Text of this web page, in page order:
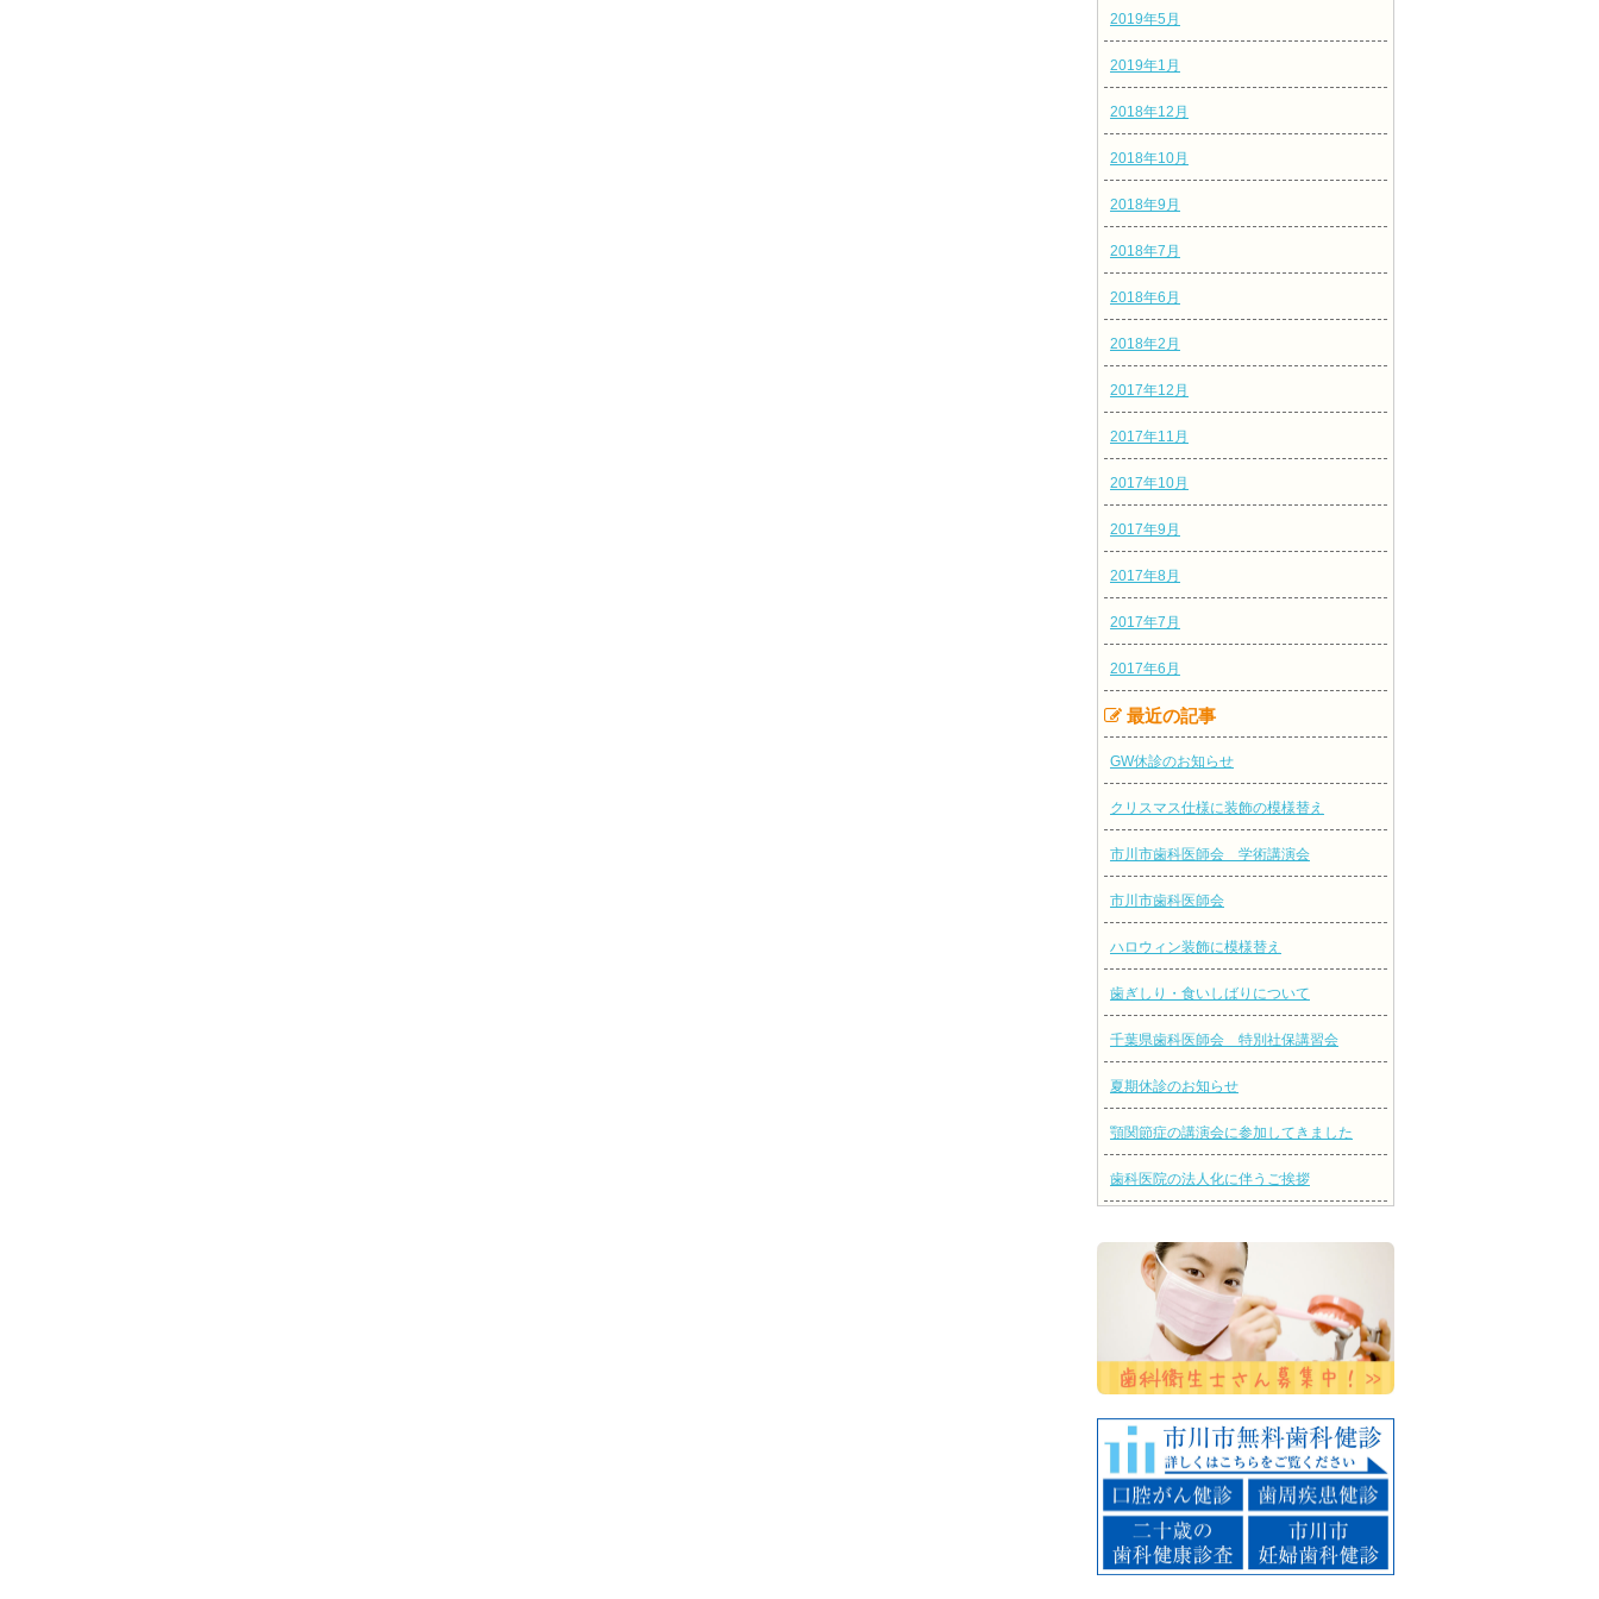
2019年5月
2019年1月
2018年12月
2018年10月
2018年9月
2018年7月
2018年6月
2018年2月
2017年12月
2017年11月
2017年10月
2017年9月
2017年8月
2017年7月
2017年6月
最近の記事
GW休診のお知らせ
クリスマス仕様に装飾の模様替え
市川市歯科医師会 学術講演会
市川市歯科医師会
ハロウィン装飾に模様替え
歯ぎしり・食いしばりについて
千葉県歯科医師会 特別社保講習会
夏期休診のお知らせ
顎関節症の講演会に参加してきました
歯科医院の法人化に伴うご挨拶